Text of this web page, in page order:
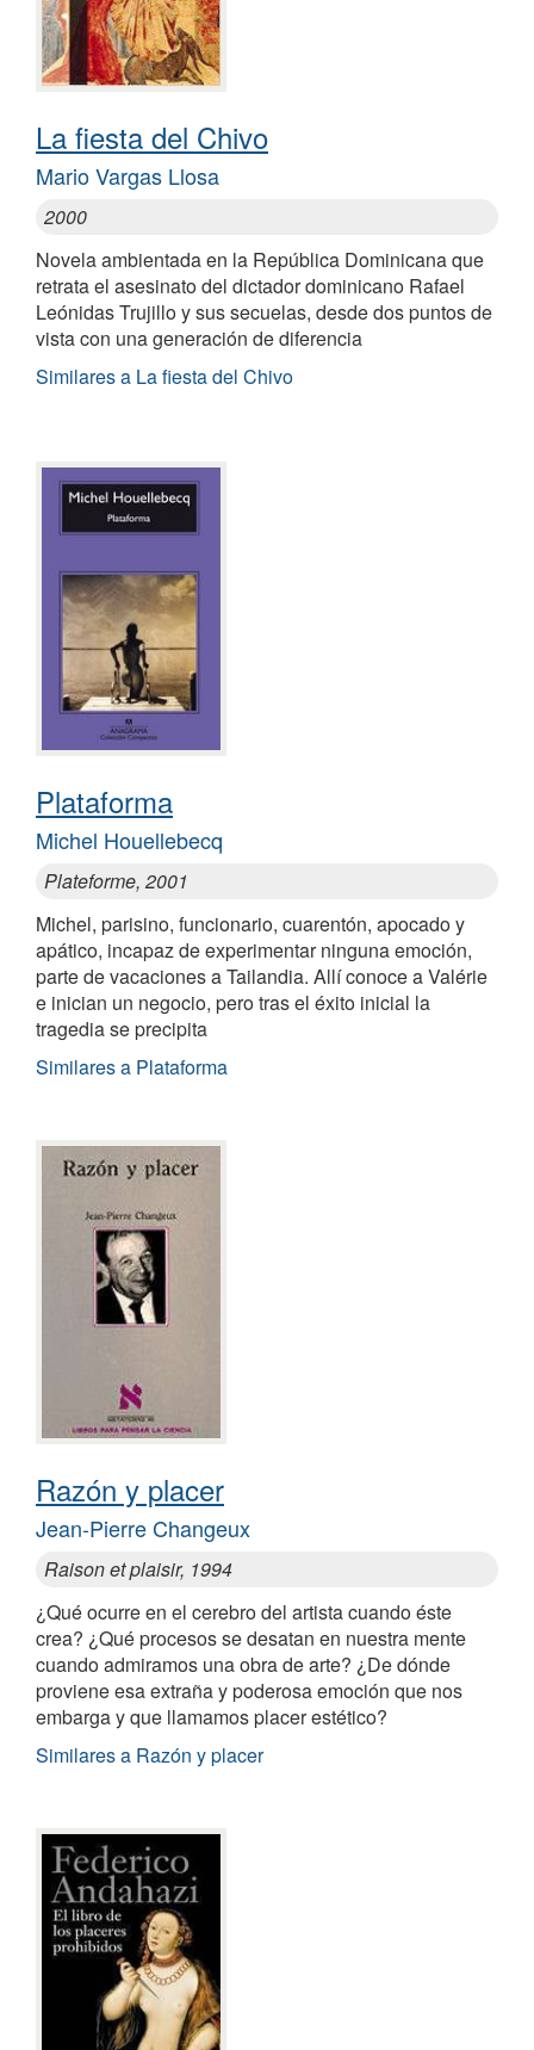
La fiesta del Chivo
Mario Vargas Llosa
2000
Novela ambientada en la República Dominicana que
retrata el asesinato del dictador dominicano Rafael
Leónidas Trujillo y sus secuelas, desde dos puntos de
vista con una generación de diferencia
Similares a La fiesta del Chivo
Plataforma
Michel Houellebecq
Plateforme, 2001
Michel, parisino, funcionario, cuarentón, apocado y
apático, incapaz de experimentar ninguna emoción,
parte de vacaciones a Tailandia. Allí conoce a Valérie
e inician un negocio, pero tras el éxito inicial la
tragedia se precipita
Similares a Plataforma
Razón y placer
Jean-Pierre Changeux
Raison et plaisir, 1994
¿Qué ocurre en el cerebro del artista cuando éste
crea? ¿Qué procesos se desatan en nuestra mente
cuando admiramos una obra de arte? ¿De dónde
proviene esa extraña y poderosa emoción que nos
embarga y que llamamos placer estético?
Similares a Razón y placer